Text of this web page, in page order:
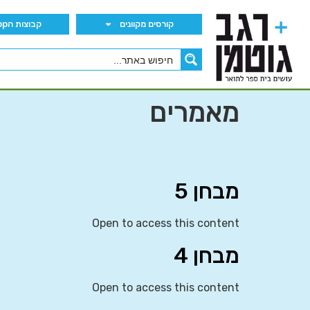
קורסים מקוונים קבוצות הWhatsApp
מאמרים
מבחן 5
Open to access this content
מבחן 4
Open to access this content